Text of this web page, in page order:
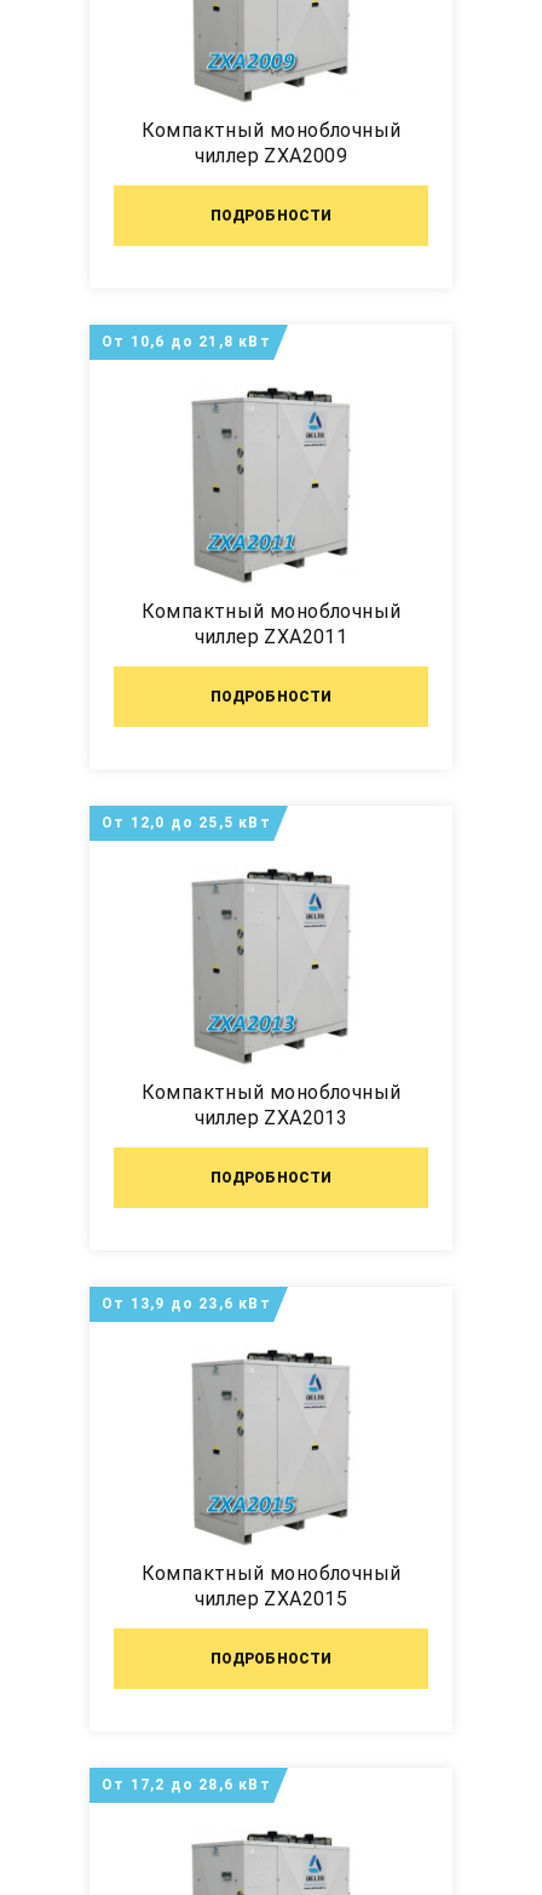
Компактный моноблочный
чиллер ZXA2009
ПОДРОБНОСТИ
Компактный моноблочный
чиллер ZXA2011
ПОДРОБНОСТИ
От 10,6 до 21,8 кВт
Компактный моноблочный
чиллер ZXA2013
ПОДРОБНОСТИ
От 12,0 до 25,5 кВт
Компактный моноблочный
чиллер ZXA2015
ПОДРОБНОСТИ
От 13,9 до 23,6 кВт
От 17,2 до 28,6 кВт